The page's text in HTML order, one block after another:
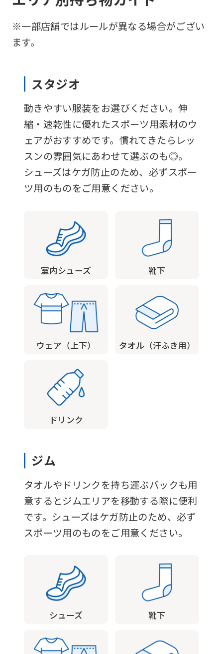
※一部店舗ではルールが異なる場合がござい
ます。
スタジオ
動きやすい服装をお選びください。伸
縮・速乾性に優れたスポーツ用素材のウ
ェアがおすすめです。慣れてきたらレッ
スンの雰囲気にあわせて選ぶのも◎。
シューズはケガ防止のため、必ずスポー
ツ用のものをご用意ください。
室内シューズ 靴下
ウェア（上下） タオル（汗ふき用）
ドリンク
ジム
タオルやドリンクを持ち運ぶバックも用
意するとジムエリアを移動する際に便利
です。シューズはケガ防止のため、必ず
スポーツ用のものをご用意ください。
シューズ 靴下
For
foreigners
Central
Sports
official
automatically
translated
below
page.
However,
if
you
automatic
translation
Japanese